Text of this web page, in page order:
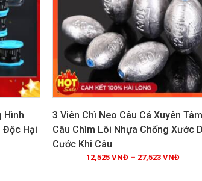
Hình
Độc Hại
3 Viên Chì Neo Câu Cá Xuyên Tâm
Câu Chìm Lõi Nhựa Chống Xước
Cước Khi Câu
12,525 VNĐ – 27,523 VNĐ